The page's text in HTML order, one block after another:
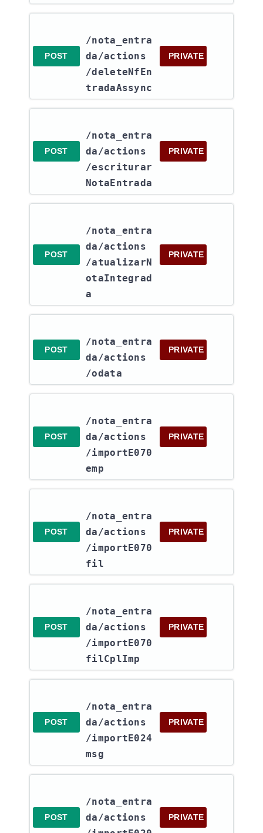
POST
/nota_entra
da​/actions​
/deleteNfEn
tradaAssync
PRIVATE
POST
/nota_entra
da​/actions​
/escriturar
NotaEntrada
PRIVATE
POST
/nota_entra
da​/actions​
/atualizarN
otaIntegrad
a
PRIVATE
POST
/nota_entra
da​/actions​
/odata
PRIVATE
POST
/nota_entra
da​/actions​
/importE070
emp
PRIVATE
POST
/nota_entra
da​/actions​
/importE070
fil
PRIVATE
POST
/nota_entra
da​/actions​
/importE070
filCplImp
PRIVATE
POST
/nota_entra
da​/actions​
/importE024
msg
PRIVATE
POST
/nota_entra
da​/actions​
PRIVATE